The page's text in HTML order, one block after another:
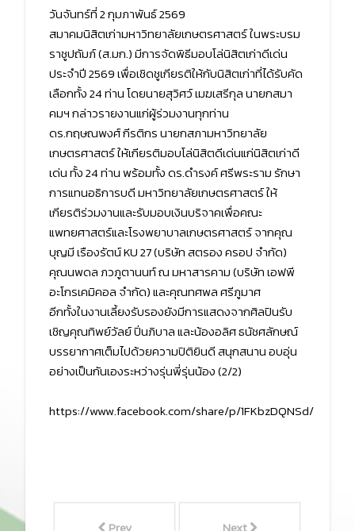
วันจันทร์ที่ 2 กุมภาพันธ์ 2569
สมาคมนิสิตเก่ามหาวิทยาลัยเกษตรศาสตร์ ในพระบรม
ราชูปถัมภ์ (ส.มก.) มีการจัดพิธีมอบโล่นิสิตเก่าดีเด่น
ประจำปี 2569 เพื่อเชิดชูเกียรติให้กับนิสิตเก่าที่ได้รับคัด
เลือกทั้ง 24 ท่าน โดยนายสุวิศว์ เมฆเสรีกุล นายกสมา
คมฯ กล่าวรายงานแก่ผู้ร่วมงานทุกท่าน
ดร.กฤษณพงศ์ กีรติกร นายกสภามหาวิทยาลัย
เกษตรศาสตร์ ให้เกียรติมอบโล่นิสิตดีเด่นแก่นิสิตเก่าดี
เด่น ทั้ง 24 ท่าน พร้อมทั้ง ดร.ดำรงค์ ศรีพระราม รักษา
การแทนอธิการบดี มหาวิทยาลัยเกษตรศาสตร์ ให้
เกียรติร่วมงานและรับมอบเงินบริจาคเพื่อคณะ
แพทยศาสตร์และโรงพยาบาลเกษตรศาสตร์ จากคุณ
บุญมี เรืองรัตน์ KU 27 (บริษัท สตรอง ครอป จำกัด)
คุณนพดล ภวภูตานนท์ ณ มหาสารคาม (บริษัท เอฟพี
อะโกรเคมิคอล จำกัด) และคุณทศพล ศรีภูมาศ
อีกทั้งในงานเลี้ยงรับรองยังมีการแสดงจากศิลปินรับ
เชิญคุณทิพย์วัลย์ ปิ่นภิบาล และน้องอลิศ ธนัชศลักษณ์
บรรยากาศเต็มไปด้วยความปิติยินดี สนุกสนาน อบอุ่น
อย่างเป็นกันเองระหว่างรุ่นพี่รุ่นน้อง (2/2)
https://www.facebook.com/share/p/1FKbzDQNSd/
Prev Next